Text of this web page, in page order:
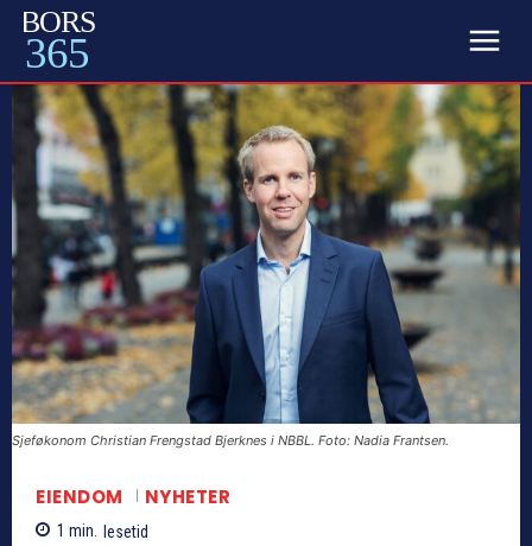
BORS
365
Sjeføkonom Christian Frengstad Bjerknes i NBBL. Foto: Nadia Frantsen.
EIENDOM NYHETER
1 min. lesetid